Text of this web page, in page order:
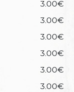
3.00€
3.00€
3.00€
3.00€
3.00€
3.00€